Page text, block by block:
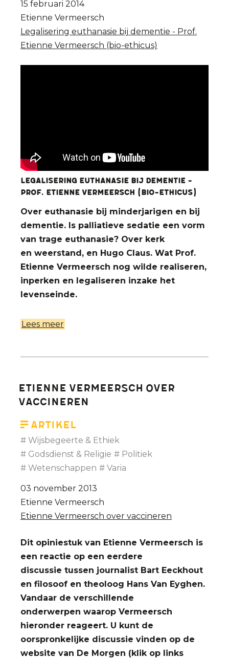
euthanasiewet
15 februari 2014
Etienne Vermeersch
Legalisering euthanasie bij dementie - Prof.
Etienne Vermeersch (bio-ethicus)
Legalisering euthanasie bij dementie -
Prof. Etienne Vermeersch (bio-ethicus)
Over euthanasie bij minderjarigen en bij
dementie. Is palliatieve sedatie een vorm
van trage euthanasie? Over kerk
en weerstand, en Hugo Claus. Wat Prof.
Etienne Vermeersch nog wilde realiseren,
inperken en legaliseren inzake het
levenseinde.
Lees meer
Prof.
Etienne
Vermeersch
ethicus)
Etienne Vermeersch over
vaccineren
Artikel
Wijsbegeerte & Ethiek
Godsdienst & Religie
Politiek
Wetenschappen
Varia
03 november 2013
Etienne Vermeersch
Etienne Vermeersch over vaccineren
Dit opiniestuk van Etienne Vermeersch is
een reactie op een eerdere
discussie tussen journalist Bart Eeckhout
en filosoof en theoloog Hans Van Eyghen.
Vandaar de verschillende
onderwerpen waarop Vermeersch
hieronder reageert. U kunt de
oorspronkelijke discussie vinden op de
website van De Morgen (klik op links